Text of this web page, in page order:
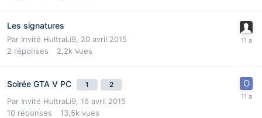
Les signatures
Par Invité HultraLi9, 20 avril 2015
2 réponses 2,2k vues
Soirée GTA V PC 1 2
Par Invité HultraLi9, 16 avril 2015
10 réponses 13,5k vues